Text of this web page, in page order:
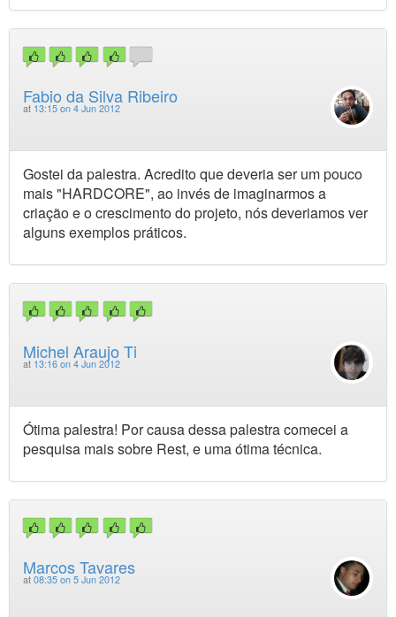
Fabio da Silva Ribeiro
at 13:15 on 4 Jun 2012
Gostei da palestra. Acredito que deveria ser um pouco
mais "HARDCORE", ao invés de imaginarmos a
criação e o crescimento do projeto, nós deveriamos ver
alguns exemplos práticos.
Michel Araujo Ti
at 13:16 on 4 Jun 2012
Ótima palestra! Por causa dessa palestra comecei a
pesquisa mais sobre Rest, e uma ótima técnica.
Marcos Tavares
at 08:35 on 5 Jun 2012